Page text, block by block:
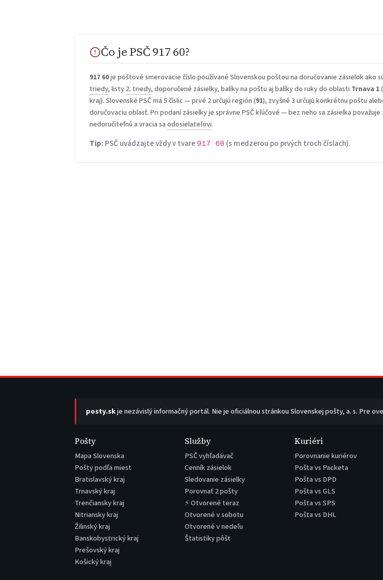
Čo je PSČ 917 60?
917 60je poštové smerovacie číslo používané Slovenskou poštou na doručovanie zásielok ako
triedy, listy 2. triedy, doporučené zásielky, balíky na poštu aj balíky do ruky do oblasti Trnava 1
kraj). Slovenské PSČ má 5 číslic — prvé 2 určujú región (91), zvyšné 3 určujú konkrétnu poštu
doručovaciu oblasť. Pri podaní zásielky je správne PSČ kľúčové — bez neho sa zásielka považuje
nedoručiteľnú a vracia saodosielateľovi.
Tip:PSČ uvádzajte vždy v tvare 917 60 (s medzerou po prvých troch číslach).
posty.skje nezávislý informačný portál. Nie je oficiálnou stránkou Slovenskej pošty, a. s. Pre
Pošty
Mapa Slovenska
Pošty podľa miest
Bratislavský kraj
Trnavský kraj
Trenčiansky kraj
Nitriansky kraj
Žilinský kraj
Banskobystrický kraj
Prešovský kraj
Košický kraj
Služby
PSČ vyhľadávač
Cenník zásielok
Sledovanie zásielky
Porovnať 2 pošty
⚡ Otvorené teraz
Otvorené v sobotu
Otvorené v nedeľu
Štatistiky pôšt
Kuriéri
Porovnanie kuriérov
Pošta vs Packeta
Pošta vs DPD
Pošta vs GLS
Pošta vs SPS
Pošta vs DHL